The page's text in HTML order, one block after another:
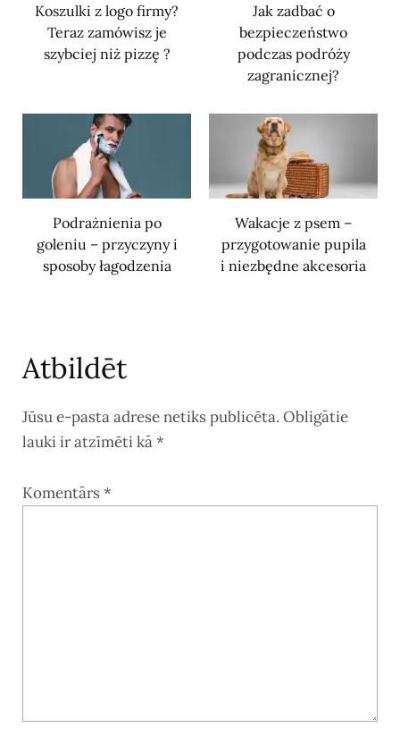
Koszulki z logo firmy?
Teraz zamówisz je
szybciej niż pizzę ?
Jak zadbać o
bezpieczeństwo
podczas podróży
zagranicznej?
Podrażnienia po
goleniu – przyczyny i
sposoby łagodzenia
Wakacje z psem –
przygotowanie pupila
i niezbędne akcesoria
Atbildēt
Jūsu e-pasta adrese netiks publicēta. Obligātie
lauki ir atzīmēti kā*
Komentārs *